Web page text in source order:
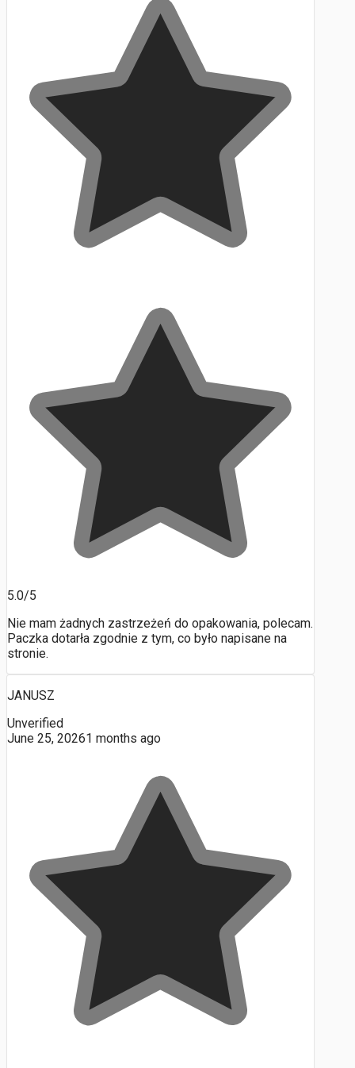
5.0/5
Nie mam żadnych zastrzeżeń do opakowania, polecam.
Paczka dotarła zgodnie z tym, co było napisane na
stronie.
JANUSZ
Unverified
June 25, 20261 months ago